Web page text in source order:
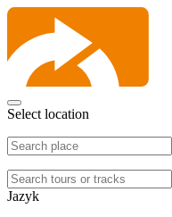
Select location
Jazyk